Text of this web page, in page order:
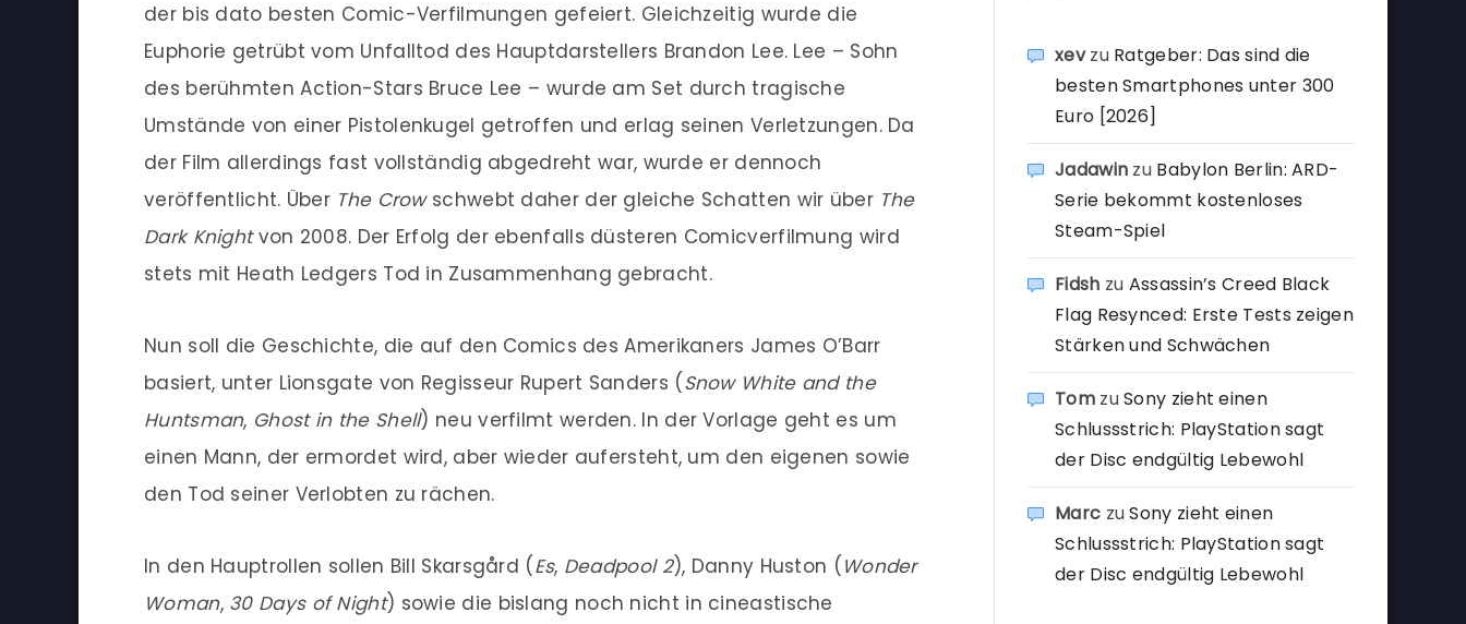
der bis dato besten Comic-Verfilmungen gefeiert. Gleichzeitig wurde die
Euphorie getrübt vom Unfalltod des Hauptdarstellers Brandon Lee. Lee – Sohn
des berühmten Action-Stars Bruce Lee – wurde am Set durch tragische
Umstände von einer Pistolenkugel getroffen und erlag seinen Verletzungen. Da
der Film allerdings fast vollständig abgedreht war, wurde er dennoch
veröffentlicht. Über The Crowschwebt daher der gleiche Schatten wir über The
Dark Knightvon 2008. Der Erfolg der ebenfalls düsteren Comicverfilmung wird
stets mit Heath Ledgers Tod in Zusammenhang gebracht.
Nun soll die Geschichte, die auf den Comics des Amerikaners James O’Barr
basiert, unter Lionsgate von Regisseur Rupert Sanders (Snow White and the
Huntsman, Ghost in the Shell) neu verfilmt werden. In der Vorlage geht es um
einen Mann, der ermordet wird, aber wieder aufersteht, um den eigenen sowie
den Tod seiner Verlobten zu rächen.
In den Hauptrollen sollen Bill Skarsgård (Es, Deadpool 2), Danny Huston ( Wonder
Woman, 30 Days of Night) sowie die bislang noch nicht in cineastische
xevzu Ratgeber: Das sind die
besten Smartphones unter 300
Euro [2026]
Jadawin zu Babylon Berlin: ARD-
Serie bekommt kostenloses
Steam-Spiel
Fidsh zu Assassin’s Creed Black
Flag Resynced: Erste Tests zeigen
Stärken und Schwächen
TomzuSony zieht einen
Schlussstrich: PlayStation sagt
der Disc endgültig Lebewohl
Marc zuSony zieht einen
Schlussstrich: PlayStation sagt
der Disc endgültig Lebewohl